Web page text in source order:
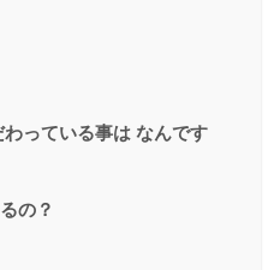
っている事は なんです
の？